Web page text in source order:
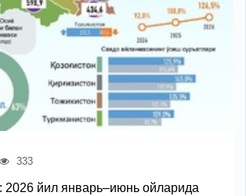
333
йил январь–июнь ойларида